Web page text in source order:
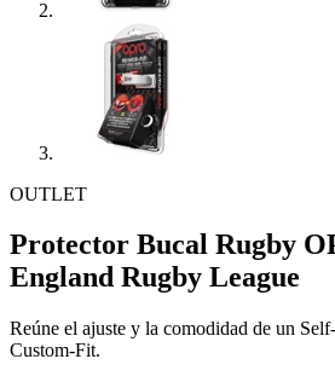
OUTLET
Protector Bucal Rugby
England Rugby League
Reúne el ajuste y la comodidad de un
Custom-Fit.